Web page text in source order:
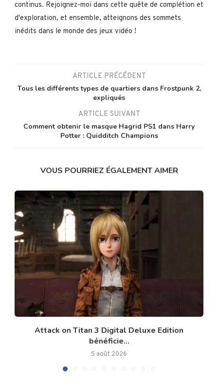
continus. Rejoignez-moi dans cette quête de complétion et
d'exploration, et ensemble, atteignons des sommets
inédits dans le monde des jeux vidéo !
ARTICLE PRÉCÉDENT
Tous les différents types de quartiers dans Frostpunk 2,
expliqués
ARTICLE SUIVANT
Comment obtenir le masque Hagrid PS1 dans Harry
Potter : Quidditch Champions
VOUS POURRIEZ ÉGALEMENT AIMER
Attack on Titan 3 Digital Deluxe Edition
bénéficie...
5 août 2026